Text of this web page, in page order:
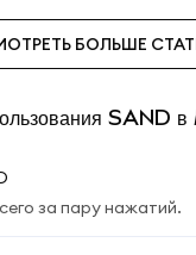
БОЛЬШЕ
SAND
за пару нажатий.